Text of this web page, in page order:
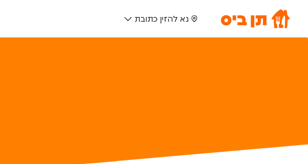
נא להזין כתובת